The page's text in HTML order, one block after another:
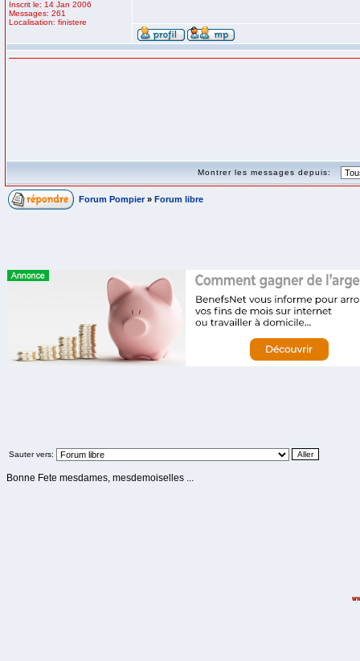
Inscrit le: 14 Jan 2006
Messages: 261
Localisation: finistere
Montrer les messages depuis:
Forum Pompier » Forum libre
Sauter vers:
Bonne Fete mesdames, mesdemoiselles ...